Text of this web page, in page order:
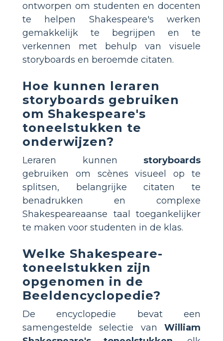
ontworpen om studenten en docenten
te helpen Shakespeare's werken
gemakkelijk te begrijpen en te
verkennen met behulp van visuele
storyboards en beroemde citaten.
Hoe kunnen leraren
storyboards gebruiken
om Shakespeare's
toneelstukken te
onderwijzen?
Leraren kunnen storyboards
gebruiken om scènes visueel op te
splitsen, belangrijke citaten te
benadrukken en complexe
Shakespeareaanse taal toegankelijker
te maken voor studenten in de klas.
Welke Shakespeare-
toneelstukken zijn
opgenomen in de
Beeldencyclopedie?
De encyclopedie bevat een
samengestelde selectie van William